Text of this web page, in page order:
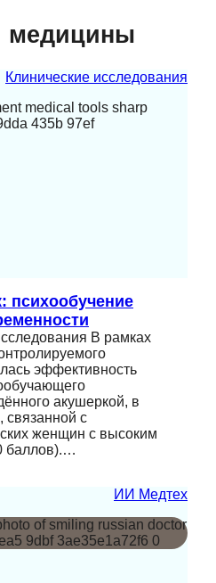
медицины
Клинические исследования
психообучение
В рамках
эффективность
акушеркой, в
связанной с
женщин с высоким
баллов).…
ИИ Медтех